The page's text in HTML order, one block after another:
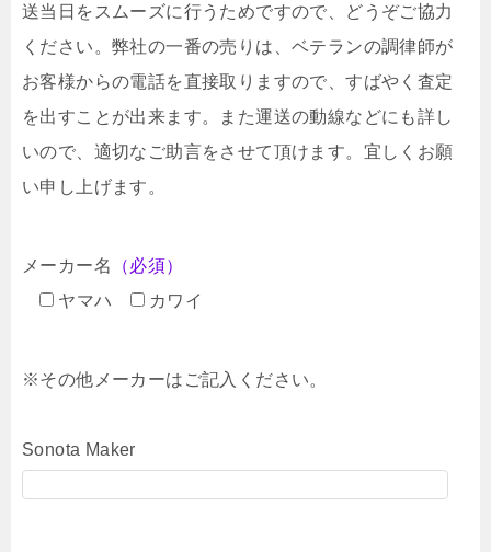
送当日をスムーズに行うためですので、どうぞご協力
ください。弊社の一番の売りは、ベテランの調律師が
お客様からの電話を直接取りますので、すばやく査定
を出すことが出来ます。また運送の動線などにも詳し
いので、適切なご助言をさせて頂けます。宜しくお願
い申し上げます。
メーカー名
（必須）
ヤマハ
カワイ
※その他メーカーはご記入ください。
Sonota Maker